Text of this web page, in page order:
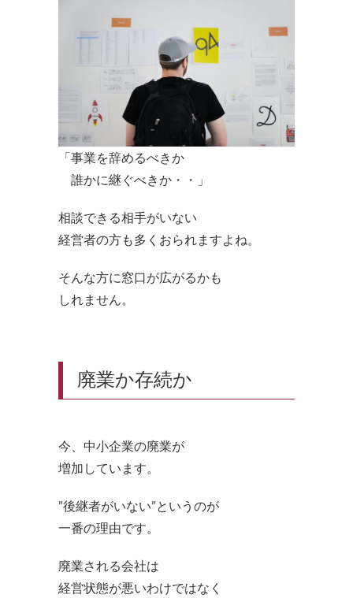
「事業を辞めるべきか
誰かに継ぐべきか・・」
相談できる相手がいない
経営者の方も多くおられますよね。
そんな方に窓口が広がるかも
しれません。
廃業か存続か
今、中小企業の廃業が
増加しています。
”後継者がいない”というのが
一番の理由です。
廃業される会社は
経営状態が悪いわけではなく